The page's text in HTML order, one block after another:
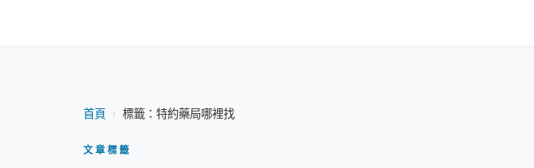
首頁 › 標籤：特約藥局哪裡找
文章標籤